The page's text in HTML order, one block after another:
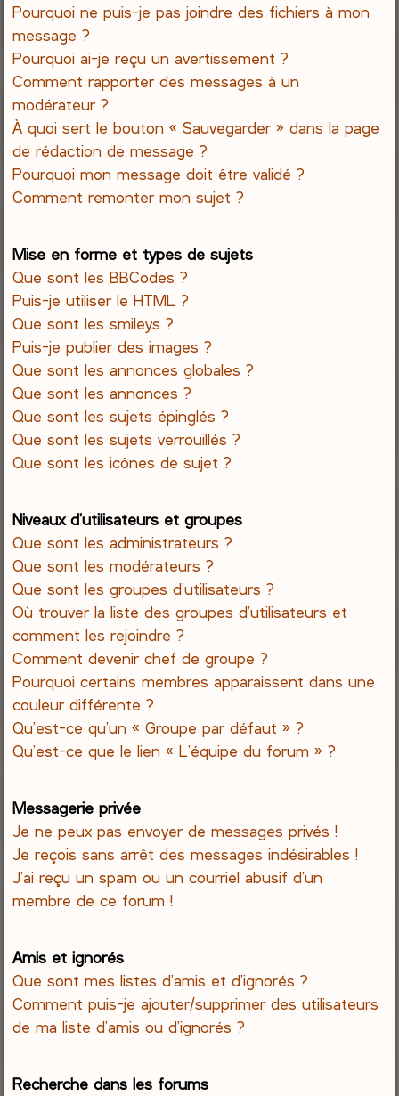
Pourquoi ne puis-je pas joindre des fichiers à mon
message ?
Pourquoi ai-je reçu un avertissement ?
Comment rapporter des messages à un
modérateur ?
À quoi sert le bouton « Sauvegarder » dans la page
de rédaction de message ?
Pourquoi mon message doit être validé ?
Comment remonter mon sujet ?
Mise en forme et types de sujets
Que sont les BBCodes ?
Puis-je utiliser le HTML ?
Que sont les smileys ?
Puis-je publier des images ?
Que sont les annonces globales ?
Que sont les annonces ?
Que sont les sujets épinglés ?
Que sont les sujets verrouillés ?
Que sont les icônes de sujet ?
Niveaux d’utilisateurs et groupes
Que sont les administrateurs ?
Que sont les modérateurs ?
Que sont les groupes d’utilisateurs ?
Où trouver la liste des groupes d’utilisateurs et
comment les rejoindre ?
Comment devenir chef de groupe ?
Pourquoi certains membres apparaissent dans une
couleur différente ?
Qu’est-ce qu’un « Groupe par défaut » ?
Qu’est-ce que le lien « L’équipe du forum » ?
Messagerie privée
Je ne peux pas envoyer de messages privés !
Je reçois sans arrêt des messages indésirables !
J’ai reçu un spam ou un courriel abusif d’un
membre de ce forum !
Amis et ignorés
Que sont mes listes d’amis et d’ignorés ?
Comment puis-je ajouter/supprimer des utilisateurs
de ma liste d’amis ou d’ignorés ?
Recherche dans les forums